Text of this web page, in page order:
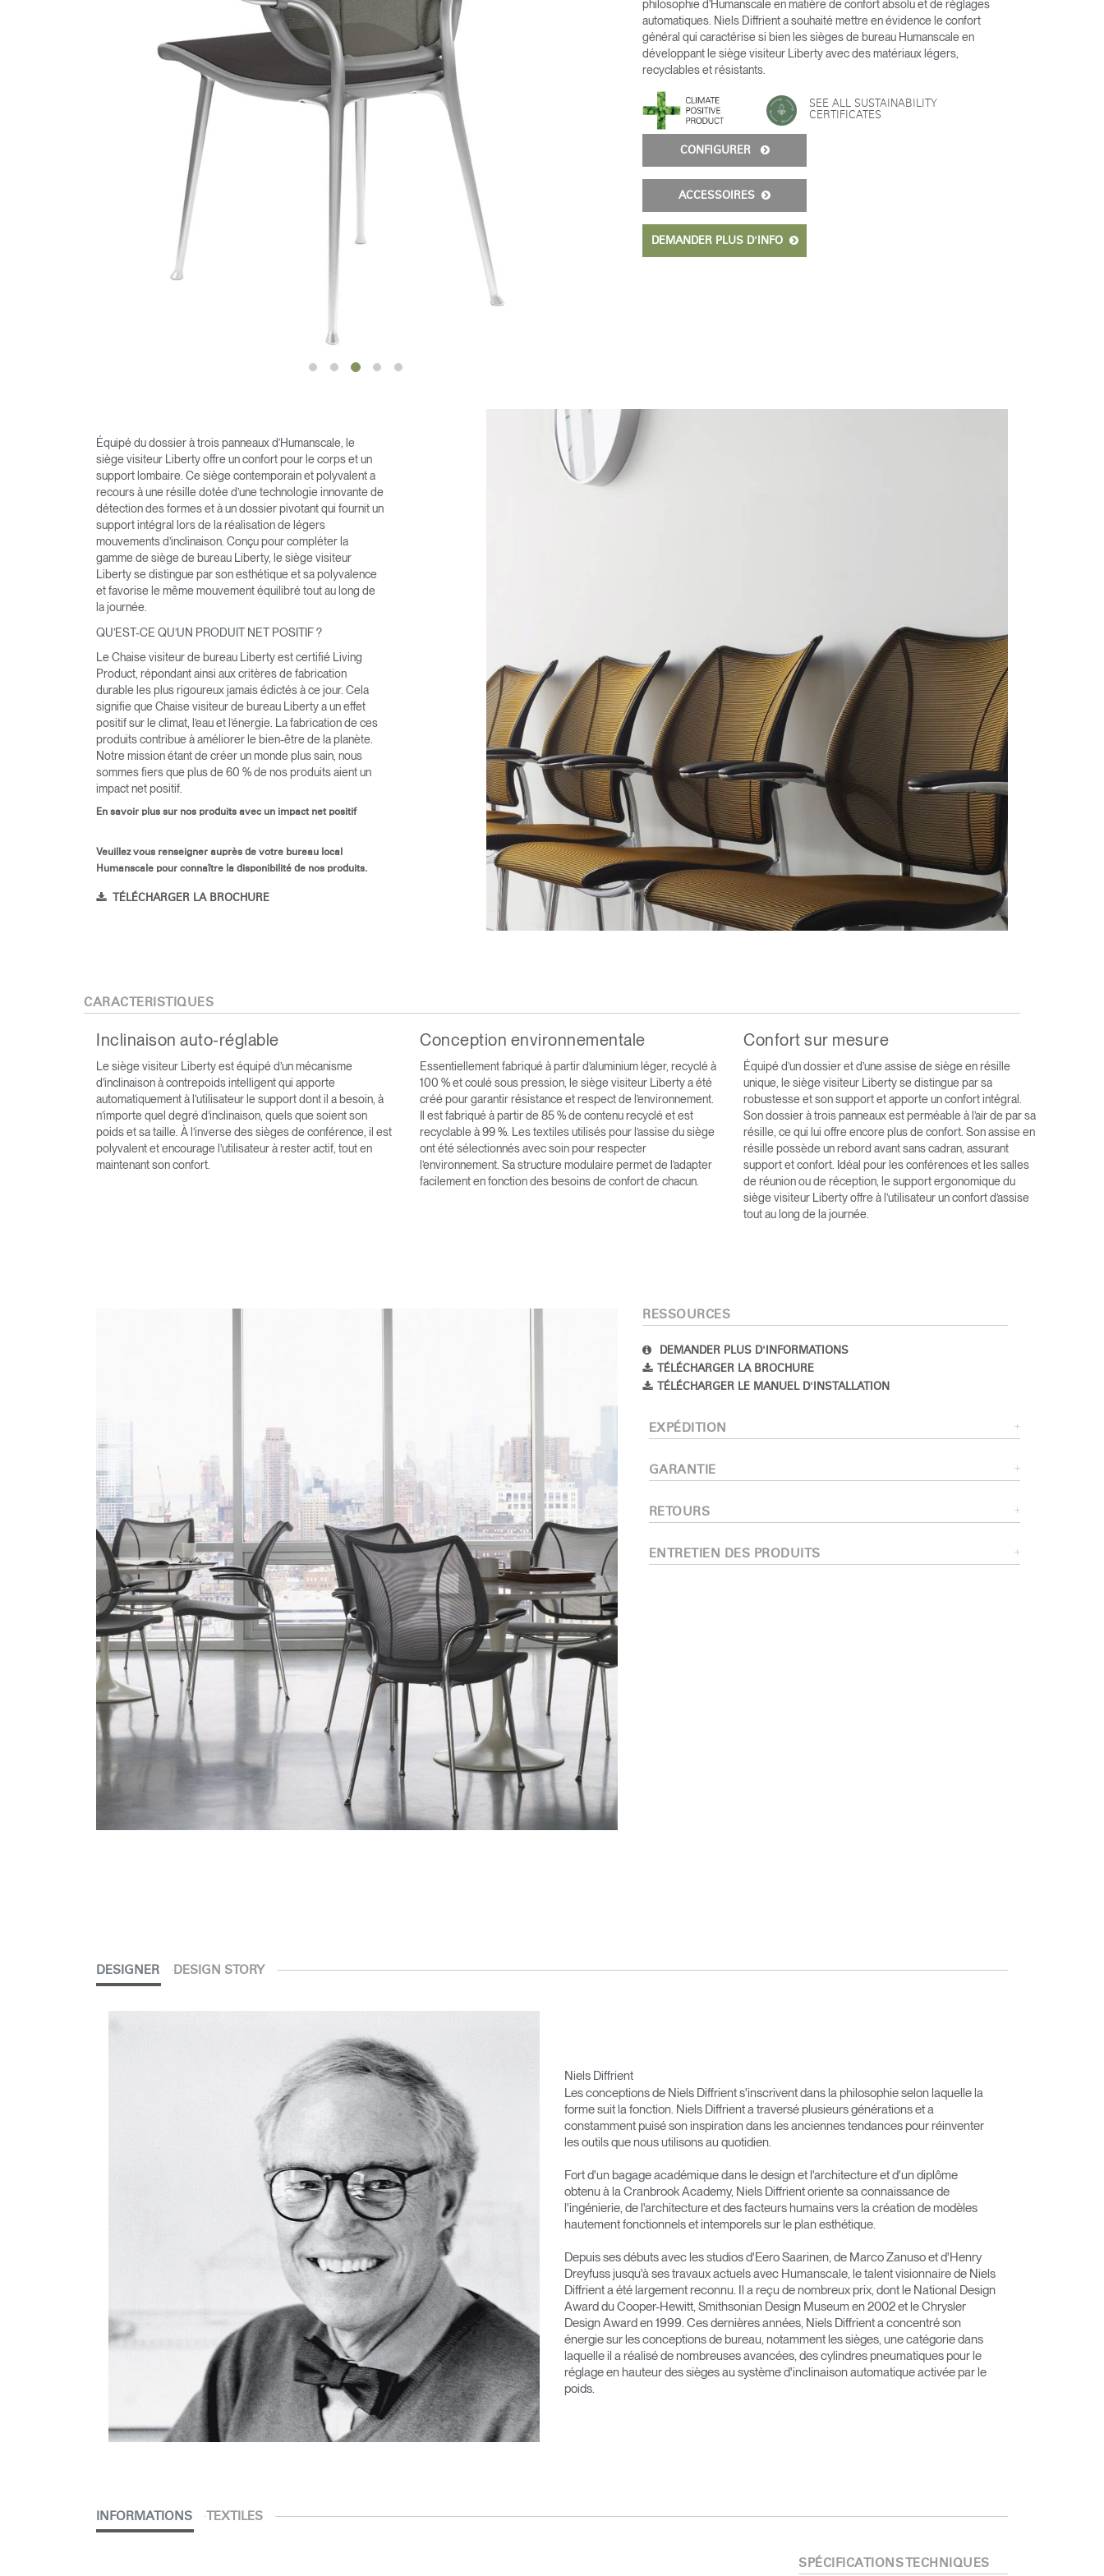
OUTILS DE BUREAU ERGONOMIQUES
VALIDER
SIGN IN WITH SSO
Mot de passe oublié
France
Select
Region
Créer un compte
Vous avez un code de référence
ENTRER
Dialog
Box
philosophie d’Humanscale en matière de confort absolu et de réglages
automatiques. Niels Diffrient a souhaité mettre en évidence le confort
général qui caractérise si bien les sièges de bureau Humanscale en
développant le siège visiteur Liberty avec des matériaux légers,
recyclables et résistants.
SEE ALL SUSTAINABILITY
CERTIFICATES
CONFIGURER
ACCESSOIRES
DEMANDER PLUS D'INFO
Équipé du dossier à trois panneaux d’Humanscale, le
siège visiteur Liberty offre un confort pour le corps et un
support lombaire. Ce siège contemporain et polyvalent a
recours à une résille dotée d’une technologie innovante de
détection des formes et à un dossier pivotant qui fournit un
support intégral lors de la réalisation de légers
mouvements d’inclinaison. Conçu pour compléter la
gamme de siège de bureau Liberty, le siège visiteur
Liberty se distingue par son esthétique et sa polyvalence
et favorise le même mouvement équilibré tout au long de
la journée.
QU’EST-CE QU’UN PRODUIT NET POSITIF ?
Le Chaise visiteur de bureau Liberty est certifié Living
Product, répondant ainsi aux critères de fabrication
durable les plus rigoureux jamais édictés à ce jour. Cela
signifie que Chaise visiteur de bureau Liberty a un effet
positif sur le climat, l’eau et l’énergie. La fabrication de ces
produits contribue à améliorer le bien-être de la planète.
Notre mission étant de créer un monde plus sain, nous
sommes fiers que plus de 60 % de nos produits aient un
impact net positif.
En savoir plus sur nos produits avec un impact net positif
Veuillez vous renseigner auprès de votre bureau local
Humanscale pour connaître la disponibilité de nos produits.
TÉLÉCHARGER LA BROCHURE
CARACTÉRISTIQUES
Inclinaison auto-réglable
Le siège visiteur Liberty est équipé d’un mécanisme
d’inclinaison à contrepoids intelligent qui apporte
automatiquement à l’utilisateur le support dont il a besoin, à
n’importe quel degré d’inclinaison, quels que soient son
poids et sa taille. À l’inverse des sièges de conférence, il est
polyvalent et encourage l’utilisateur à rester actif, tout en
maintenant son confort.
Conception environnementale
Essentiellement fabriqué à partir d’aluminium léger, recyclé à
100 % et coulé sous pression, le siège visiteur Liberty a été
créé pour garantir résistance et respect de l’environnement.
Il est fabriqué à partir de 85 % de contenu recyclé et est
recyclable à 99 %. Les textiles utilisés pour l’assise du siège
ont été sélectionnés avec soin pour respecter
l’environnement. Sa structure modulaire permet de l’adapter
facilement en fonction des besoins de confort de chacun.
Confort sur mesure
Équipé d’un dossier et d’une assise de siège en résille
unique, le siège visiteur Liberty se distingue par sa
robustesse et son support et apporte un confort intégral.
Son dossier à trois panneaux est perméable à l’air de par sa
résille, ce qui lui offre encore plus de confort. Son assise en
résille possède un rebord avant sans cadran, assurant
support et confort. Idéal pour les conférences et les salles
de réunion ou de réception, le support ergonomique du
siège visiteur Liberty offre à l’utilisateur un confort d’assise
tout au long de la journée.
RESSOURCES
DEMANDER PLUS D'INFORMATIONS
TÉLÉCHARGER LA BROCHURE
TÉLÉCHARGER LE MANUEL D'INSTALLATION
EXPÉDITION
GARANTIE
RETOURS
ENTRETIEN DES PRODUITS
DESIGNER DESIGN STORY
Niels Diffrient
Les conceptions de Niels Diffrient s'inscrivent dans la philosophie selon laquelle la
forme suit la fonction. Niels Diffrient a traversé plusieurs générations et a
constamment puisé son inspiration dans les anciennes tendances pour réinventer
les outils que nous utilisons au quotidien.
Fort d'un bagage académique dans le design et l'architecture et d'un diplôme
obtenu à la Cranbrook Academy, Niels Diffrient oriente sa connaissance de
l'ingénierie, de l'architecture et des facteurs humains vers la création de modèles
hautement fonctionnels et intemporels sur le plan esthétique.
Depuis ses débuts avec les studios d'Eero Saarinen, de Marco Zanuso et d'Henry
Dreyfuss jusqu'à ses travaux actuels avec Humanscale, le talent visionnaire de Niels
Diffrient a été largement reconnu. Il a reçu de nombreux prix, dont le National Design
Award du Cooper-Hewitt, Smithsonian Design Museum en 2002 et le Chrysler
Design Award en 1999. Ces dernières années, Niels Diffrient a concentré son
énergie sur les conceptions de bureau, notamment les sièges, une catégorie dans
laquelle il a réalisé de nombreuses avancées, des cylindres pneumatiques pour le
réglage en hauteur des sièges au système d'inclinaison automatique activée par le
poids.
INFORMATIONS TEXTILES
SPÉCIFICATIONS TECHNIQUES